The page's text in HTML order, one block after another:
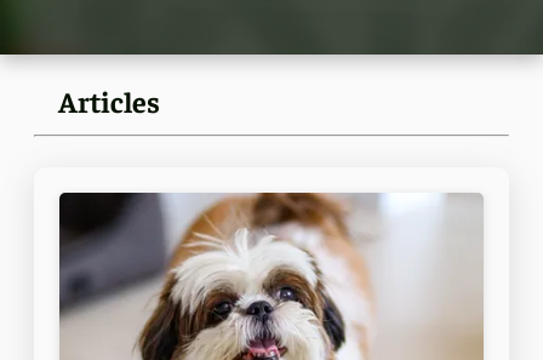
Articles